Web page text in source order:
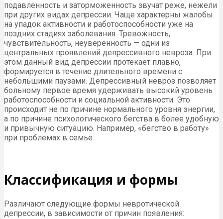
подавленность и заторможенность звучат реже, нежели
при других видах депрессии. Чаще характерны жалобы
на упадок активности и работоспособности уже на
поздних стадиях заболевания. Тревожность,
чувствительность, неуверенность — одни из
центральных проявлений депрессивного невроза. При
этом данный вид депрессии протекает плавно,
формируется в течение длительного времени с
небольшими паузами. Депрессивный невроз позволяет
больному первое время удерживать высокий уровень
работоспособности и социальной активности. Это
происходит не по причине нормального уровня энергии,
а по причине психологического бегства в более удобную
и привычную ситуацию. Например, «бегство в работу»
при проблемах в семье.
Классификация и формы
Различают следующие формы невротической
депрессии, в зависимости от причин появления: